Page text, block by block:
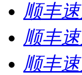
顺丰
顺丰
顺丰